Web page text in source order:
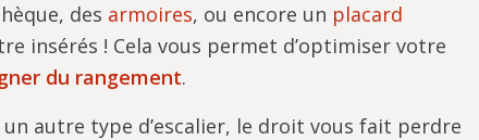
des armoires, ou encore un placard
insérés ! Cela vous permet d’optimiser votre
du rangement.
autre type d’escalier, le droit vous fait perdre